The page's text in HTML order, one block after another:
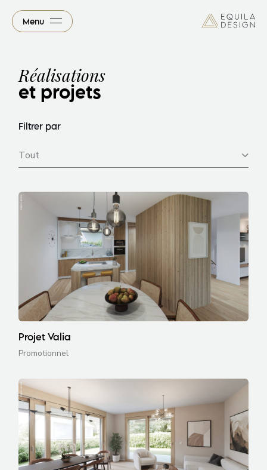
Menu
Réalisations
et projets
Filtrer par
Tout
Projet Valia
Promotionnel